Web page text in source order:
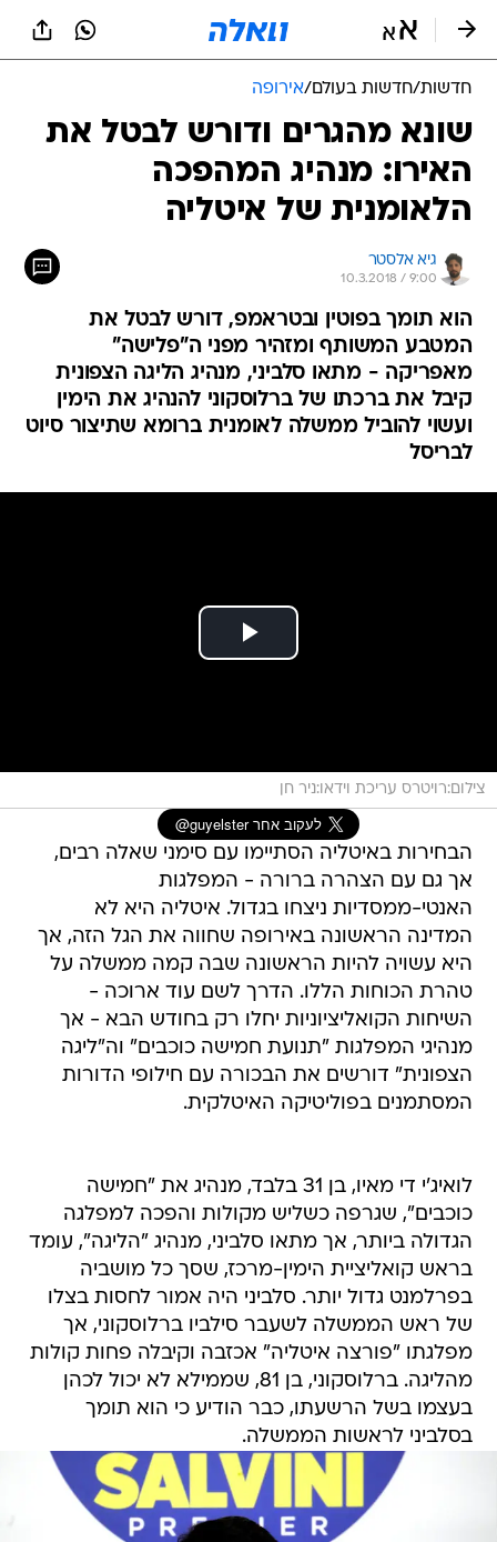
חדשות/חדשות בעולם/אירופה
שונא מהגרים ודורש לבטל את
האירו: מנהיג המהפכה
הלאומנית של איטליה
גיא אלסטר
10.3.2018 / 9:00
הוא תומך בפוטין ובטראמפ, דורש לבטל את
המטבע המשותף ומזהיר מפני ה"פלישה"
מאפריקה - מתאו סלביני, מנהיג הליגה הצפונית
קיבל את ברכתו של ברלוסקוני להנהיג את הימין
ועשוי להוביל ממשלה לאומנית ברומא שתיצור סיוט
לבריסל
צילום:רויטרס עריכת וידאו:ניר חן
הבחירות באיטליה הסתיימו עם סימני שאלה רבים,
אך גם עם הצהרה ברורה - המפלגות
האנטי-ממסדיות ניצחו בגדול. איטליה היא לא
המדינה הראשונה באירופה שחווה את הגל הזה, אך
היא עשויה להיות הראשונה שבה קמה ממשלה על
טהרת הכוחות הללו. הדרך לשם עוד ארוכה -
השיחות הקואליציוניות יחלו רק בחודש הבא - אך
מנהיגי המפלגות "תנועת חמישה כוכבים" וה"ליגה
הצפונית" דורשים את הבכורה עם חילופי הדורות
המסתמנים בפוליטיקה האיטלקית.
לואיג'י די מאיו, בן 31 בלבד, מנהיג את "חמישה
כוכבים", שגרפה כשליש מקולות והפכה למפלגה
הגדולה ביותר, אך מתאו סלביני, מנהיג "הליגה", עומד
בראש קואליציית הימין-מרכז, שסך כל מושביה
בפרלמנט גדול יותר. סלביני היה אמור לחסות בצלו
של ראש הממשלה לשעבר סילביו ברלוסקוני, אך
מפלגתו "פורצה איטליה" אכזבה וקיבלה פחות קולות
מהליגה. ברלוסקוני, בן 81, שממילא לא יכול לכהן
בעצמו בשל הרשעתו, כבר הודיע כי הוא תומך
בסלביני לראשות הממשלה.